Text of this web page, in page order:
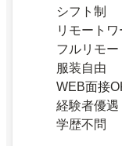
シフト制
リモートワ
フルリモー
服装自由
WEB面接
経験者優遇
学歴不問